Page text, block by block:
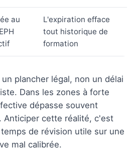
au
L'expiration efface
tout historique de
formation
plancher légal, non un délai
Dans les zones à forte
dépasse souvent
Anticiper cette réalité, c'est
de révision utile sur une
mal calibrée.